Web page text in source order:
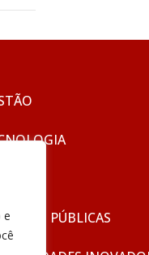
e
PÚBLICAS